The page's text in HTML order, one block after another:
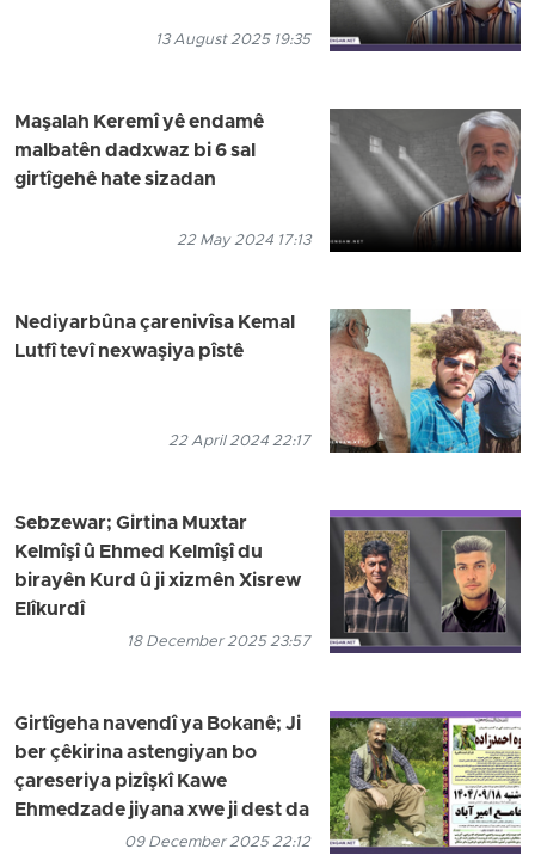
13 August 2025 19:35
Maşalah Keremî yê endamê
malbatên dadxwaz bi 6 sal
girtîgehê hate sizadan
22 May 2024 17:13
Nediyarbûna çarenivîsa Kemal
Lutfî tevî nexwaşiya pîstê
22 April 2024 22:17
Sebzewar; Girtina Muxtar
Kelmîşî û Ehmed Kelmîşî du
birayên Kurd û ji xizmên Xisrew
Elîkurdî
18 December 2025 23:57
Girtîgeha navendî ya Bokanê; Ji
ber çêkirina astengiyan bo
çareseriya pizîşkî Kawe
Ehmedzade jiyana xwe ji dest da
09 December 2025 22:12